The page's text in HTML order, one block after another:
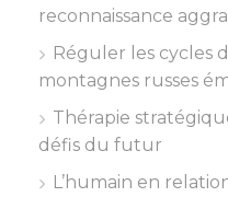
reconnaissance
Réguler les cycles
montagnes russes
Thérapie
défis du futur
L’humain en